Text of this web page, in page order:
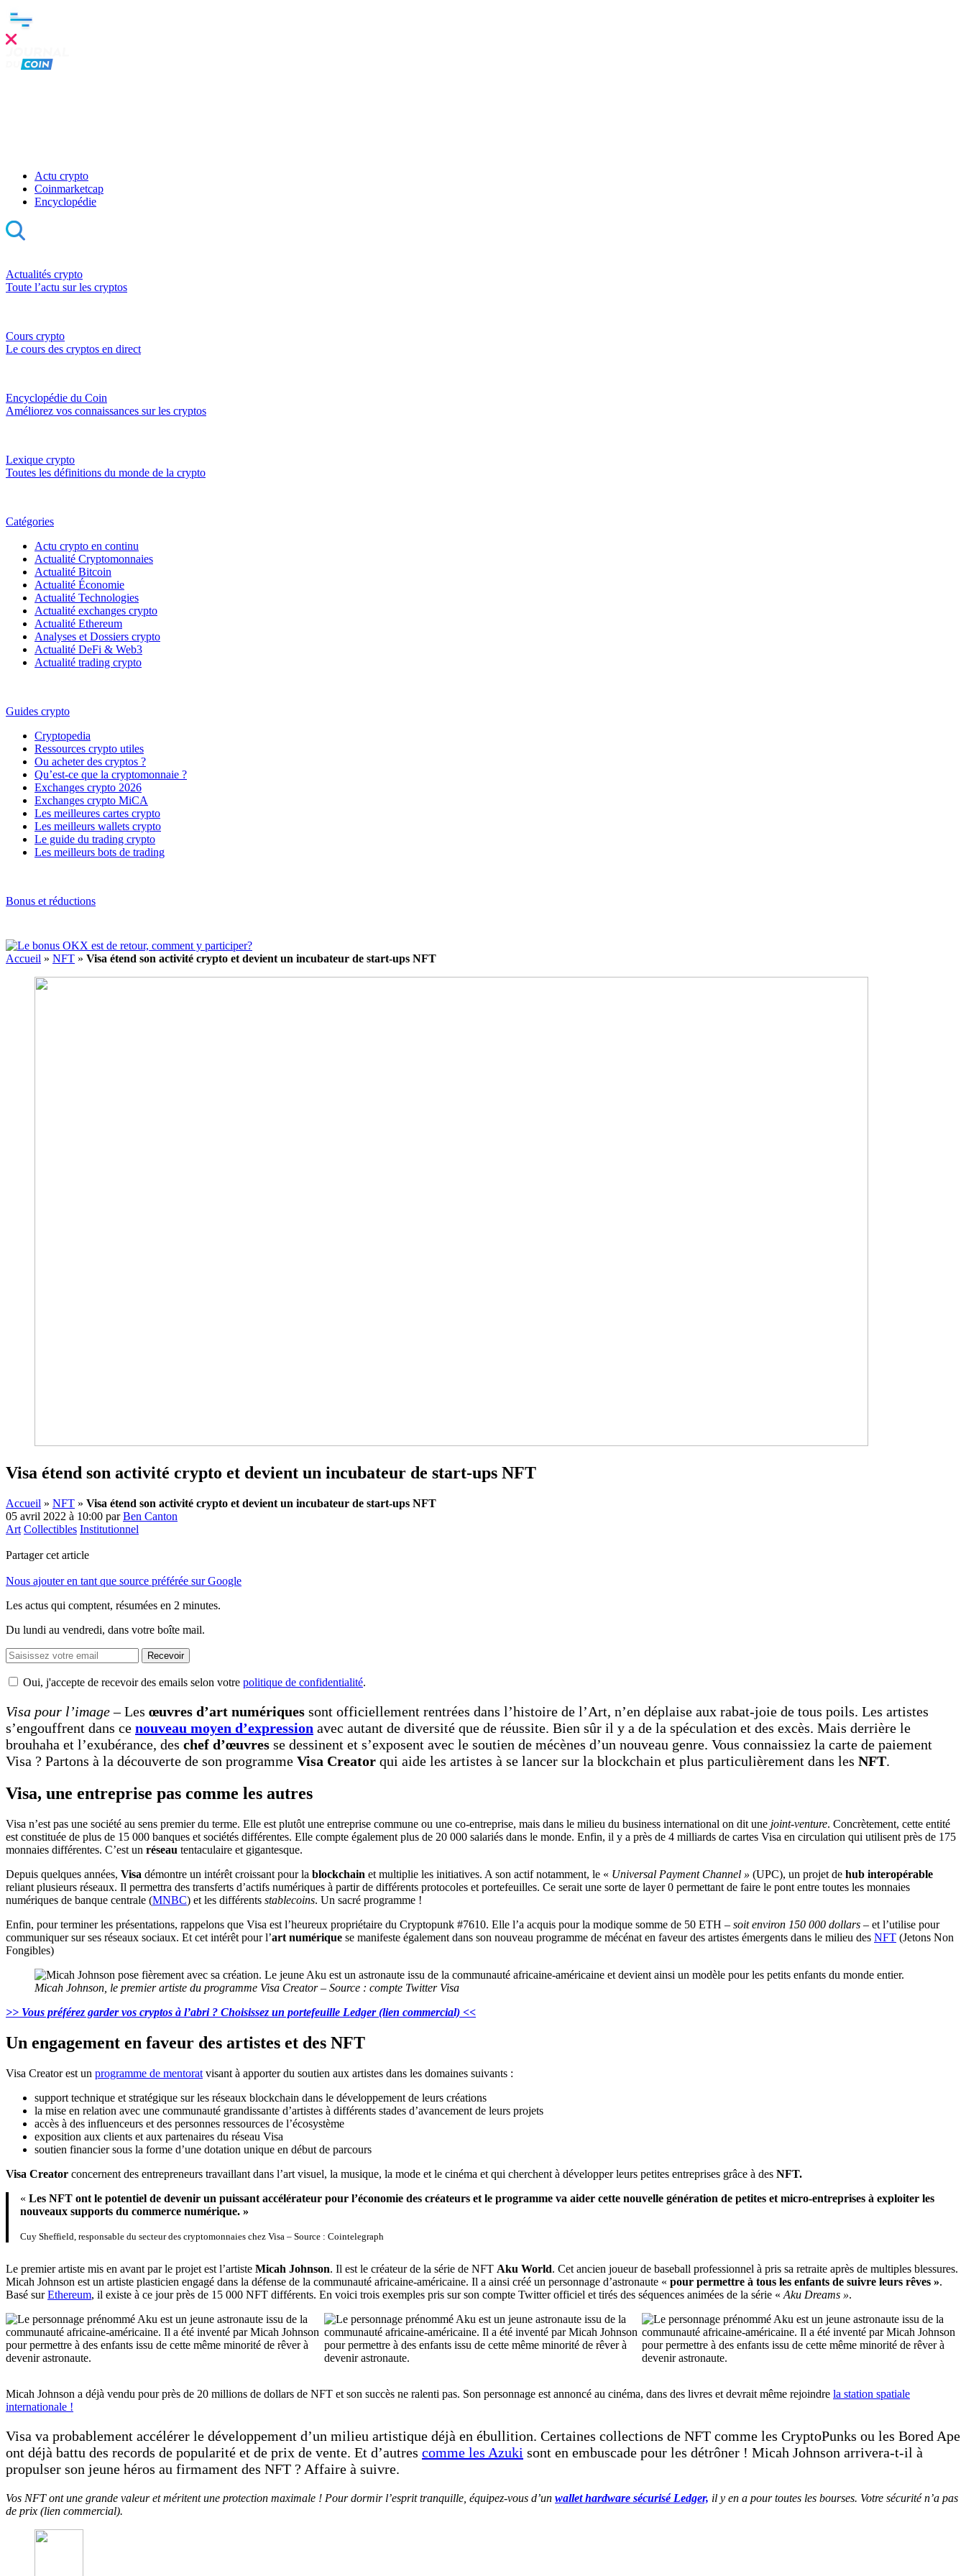
Actu crypto
Coinmarketcap
Encyclopédie
Actualités crypto
Toute l’actu sur les cryptos
Cours crypto
Le cours des cryptos en direct
Encyclopédie du Coin
Améliorez vos connaissances sur les cryptos
Lexique crypto
Toutes les définitions du monde de la crypto
Catégories
Actu crypto en continu
Actualité Cryptomonnaies
Actualité Bitcoin
Actualité Économie
Actualité Technologies
Actualité exchanges crypto
Actualité Ethereum
Analyses et Dossiers crypto
Actualité DeFi & Web3
Actualité trading crypto
Guides crypto
Cryptopedia
Ressources crypto utiles
Ou acheter des cryptos ?
Qu’est-ce que la cryptomonnaie ?
Exchanges crypto 2026
Exchanges crypto MiCA
Les meilleures cartes crypto
Les meilleurs wallets crypto
Le guide du trading crypto
Les meilleurs bots de trading
Bonus et réductions
Accueil » NFT » Visa étend son activité crypto et devient un incubateur de start-ups NFT
Visa étend son activité crypto et devient un incubateur de start-ups NFT
Accueil » NFT » Visa étend son activité crypto et devient un incubateur de start-ups NFT
05 avril 2022 à 10:00 parBen Canton
Art Collectibles Institutionnel
Partager cet article
Nous ajouter en tant que source préférée sur Google
Les actus qui comptent, résumées en 2 minutes.
Du lundi au vendredi, dans votre boîte mail.
Recevoir
Oui, j'accepte de recevoir des emails selon votre politique de confidentialité.
Visa pour l’image –Les œuvres d’art numériques sont officiellement rentrées dans l’histoire de l’Art, n’en déplaise aux rabat-joie de tous poils. Les artistes
s’engouffrent dans ce nouveau moyen d’expression avec autant de diversité que de réussite. Bien sûr il y a de la spéculation et des excès. Mais derrière le
brouhaha et l’exubérance, des chef d’œuvres se dessinent et s’exposent avec le soutien de mécènes d’un nouveau genre. Vous connaissiez la carte de paiement
Visa ? Partons à la découverte de son programme Visa Creator qui aide les artistes à se lancer sur la blockchain et plus particulièrement dans les NFT.
Visa, une entreprise pas comme les autres
Visa n’est pas une société au sens premier du terme. Elle est plutôt une entreprise commune ou une co-entreprise, mais dans le milieu du business international on dit une joint-venture. Concrètement, cette entité
est constituée de plus de 15 000 banques et sociétés différentes. Elle compte également plus de 20 000 salariés dans le monde. Enfin, il y a près de 4 milliards de cartes Visa en circulation qui utilisent près de 175
monnaies différentes. C’est un réseau tentaculaire et gigantesque.
Depuis quelques années, Visa démontre un intérêt croissant pour la blockchain et multiplie les initiatives. A son actif notamment, le « Universal Payment Channel » (UPC), un projet de hub interopérable
reliant plusieurs réseaux. Il permettra des transferts d’actifs numériques à partir de différents protocoles et portefeuilles. Ce serait une sorte de layer 0 permettant de faire le pont entre toutes les monnaies
numériques de banque centrale (MNBC) et les différents stablecoins. Un sacré programme !
Enfin, pour terminer les présentations, rappelons que Visa est l’heureux propriétaire du Cryptopunk #7610. Elle l’a acquis pour la modique somme de 50 ETH – soit environ 150 000 dollars – et l’utilise pour
communiquer sur ses réseaux sociaux. Et cet intérêt pour l’art numérique se manifeste également dans son nouveau programme de mécénat en faveur des artistes émergents dans le milieu des NFT (Jetons Non
Fongibles)
Micah Johnson, le premier artiste du programme Visa Creator – Source : compte Twitter Visa
>> Vous préférez garder vos cryptos à l’abri ? Choisissez un portefeuille Ledger (lien commercial) <<
Un engagement en faveur des artistes et des NFT
Visa Creator est un programme de mentorat visant à apporter du soutien aux artistes dans les domaines suivants :
support technique et stratégique sur les réseaux blockchain dans le développement de leurs créations
la mise en relation avec une communauté grandissante d’artistes à différents stades d’avancement de leurs projets
accès à des influenceurs et des personnes ressources de l’écosystème
exposition aux clients et aux partenaires du réseau Visa
soutien financier sous la forme d’une dotation unique en début de parcours
Visa Creator concernent des entrepreneurs travaillant dans l’art visuel, la musique, la mode et le cinéma et qui cherchent à développer leurs petites entreprises grâce à des NFT.
« Les NFT ont le potentiel de devenir un puissant accélérateur pour l’économie des créateurs et le programme va aider cette nouvelle génération de petites et micro-entreprises à exploiter les
nouveaux supports du commerce numérique. »
Cuy Sheffield, responsable du secteur des cryptomonnaies chez Visa – Source : Cointelegraph
Le premier artiste mis en avant par le projet est l’artiste Micah Johnson. Il est le créateur de la série de NFT Aku World. Cet ancien joueur de baseball professionnel à pris sa retraite après de multiples blessures.
Micah Johnson est un artiste plasticien engagé dans la défense de la communauté africaine-américaine. Il a ainsi créé un personnage d’astronaute « pour permettre à tous les enfants de suivre leurs rêves ».
Basé surEthereum, il existe à ce jour près de 15 000 NFT différents. En voici trois exemples pris sur son compte Twitter officiel et tirés des séquences animées de la série « Aku Dreams ».
Micah Johnson a déjà vendu pour près de 20 millions de dollars de NFT et son succès ne ralenti pas. Son personnage est annoncé au cinéma, dans des livres et devrait même rejoindre la station spatiale
internationale !
Visa va probablement accélérer le développement d’un milieu artistique déjà en ébullition. Certaines collections de NFT comme les CryptoPunks ou les Bored Ape
ont déjà battu des records de popularité et de prix de vente. Et d’autres comme les Azuki sont en embuscade pour les détrôner ! Micah Johnson arrivera-t-il à
propulser son jeune héros au firmament des NFT ? Affaire à suivre.
Vos NFT ont une grande valeur et méritent une protection maximale ! Pour dormir l’esprit tranquille, équipez-vous d’un wallet hardware sécurisé Ledger, il y en a pour toutes les bourses. Votre sécurité n’a pas
de prix (lien commercial).